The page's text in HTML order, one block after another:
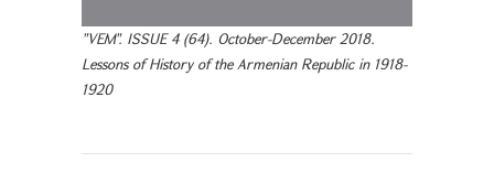
"VEM". ISSUE 4 (64). October-December 2018.
Lessons of History of the Armenian Republic in 1918-
1920